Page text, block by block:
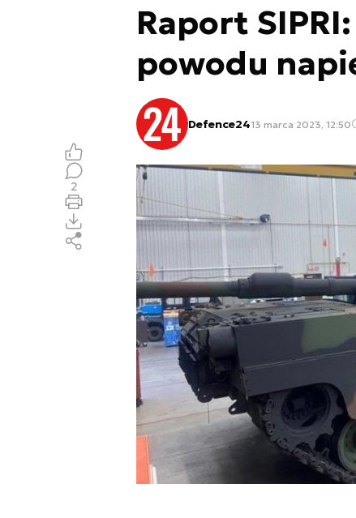
Raport
powodu
Defence2413 marca 2023, 12:50
2